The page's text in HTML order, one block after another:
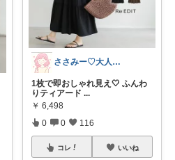
ささみー♡大人可愛いファッション
1枚で即おしゃれ見え🤍 ふんわ
りティアード ...
￥ 6,498
0 0 116
コレ いいね